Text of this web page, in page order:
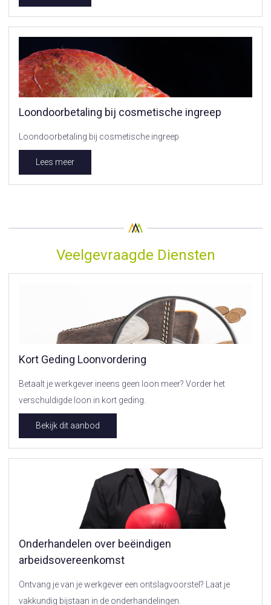
Loondoorbetaling bij cosmetische ingreep
Loondoorbetaling bij cosmetische ingreep
Lees meer
Veelgevraagde Diensten
Kort Geding Loonvordering
Betaalt je werkgever ineens geen loon meer? Vorder het
verschuldigde loon in kort geding.
Bekijk dit aanbod
Onderhandelen over beëindigen
arbeidsovereenkomst
Ontvang je van je werkgever een ontslagvoorstel? Laat je
vakkundig bijstaan in de onderhandelingen.